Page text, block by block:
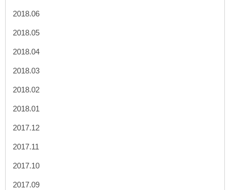
2018.06
2018.05
2018.04
2018.03
2018.02
2018.01
2017.12
2017.11
2017.10
2017.09